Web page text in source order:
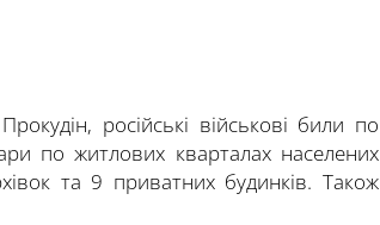
російські військові били по
по житлових кварталах населених
та 9 приватних будинків. Також